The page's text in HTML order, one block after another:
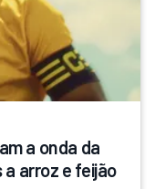
a onda da
arroz e feijão